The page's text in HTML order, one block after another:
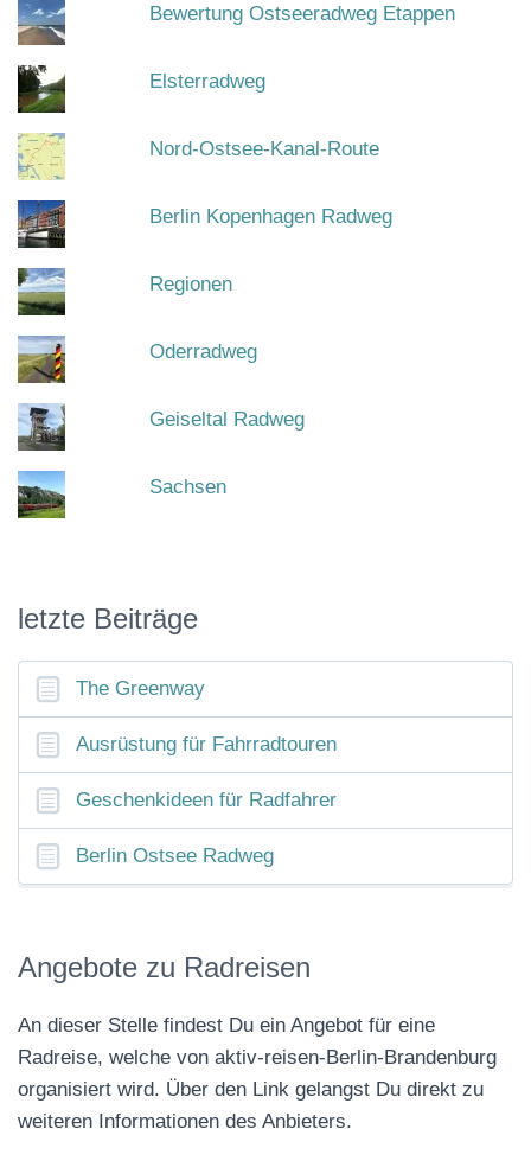
Bewertung Ostseeradweg Etappen
Elsterradweg
Nord-Ostsee-Kanal-Route
Berlin Kopenhagen Radweg
Regionen
Oderradweg
Geiseltal Radweg
Sachsen
letzte Beiträge
The Greenway
Ausrüstung für Fahrradtouren
Geschenkideen für Radfahrer
Berlin Ostsee Radweg
Angebote zu Radreisen
An dieser Stelle findest Du ein Angebot für eine
Radreise, welche von aktiv-reisen-Berlin-Brandenburg
organisiert wird. Über den Link gelangst Du direkt zu
weiteren Informationen des Anbieters.